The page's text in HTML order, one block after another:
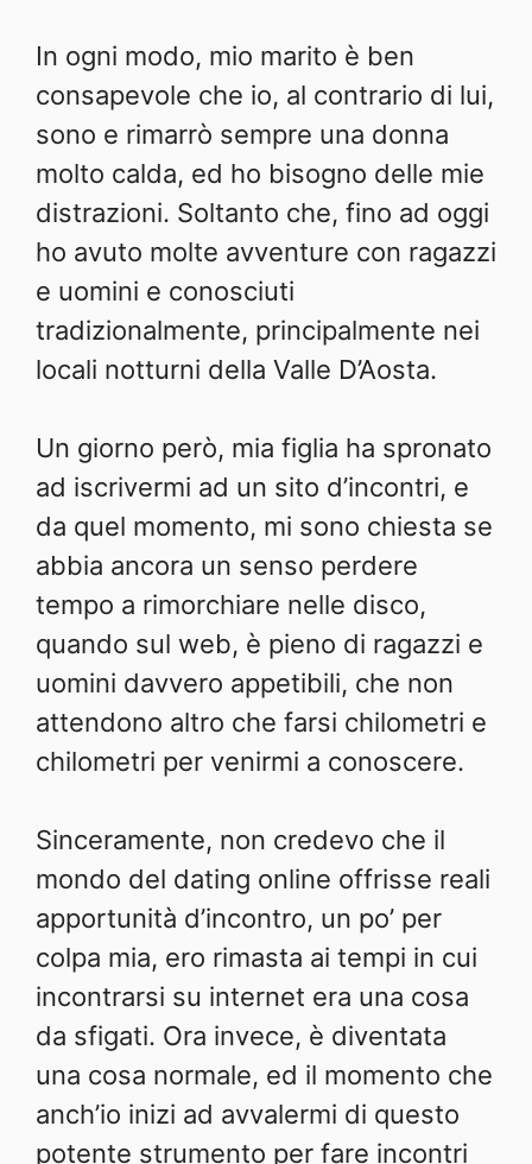
In ogni modo, mio marito è ben
consapevole che io, al contrario di lui,
sono e rimarrò sempre una donna
molto calda, ed ho bisogno delle mie
distrazioni. Soltanto che, fino ad oggi
ho avuto molte avventure con ragazzi
e uomini e conosciuti
tradizionalmente, principalmente nei
locali notturni della Valle D’Aosta.
Un giorno però, mia figlia ha spronato
ad iscrivermi ad un sito d’incontri, e
da quel momento, mi sono chiesta se
abbia ancora un senso perdere
tempo a rimorchiare nelle disco,
quando sul web, è pieno di ragazzi e
uomini davvero appetibili, che non
attendono altro che farsi chilometri e
chilometri per venirmi a conoscere.
Sinceramente, non credevo che il
mondo del dating online offrisse reali
apportunità d’incontro, un po’ per
colpa mia, ero rimasta ai tempi in cui
incontrarsi su internet era una cosa
da sfigati. Ora invece, è diventata
una cosa normale, ed il momento che
anch’io inizi ad avvalermi di questo
potente strumento per fare incontri